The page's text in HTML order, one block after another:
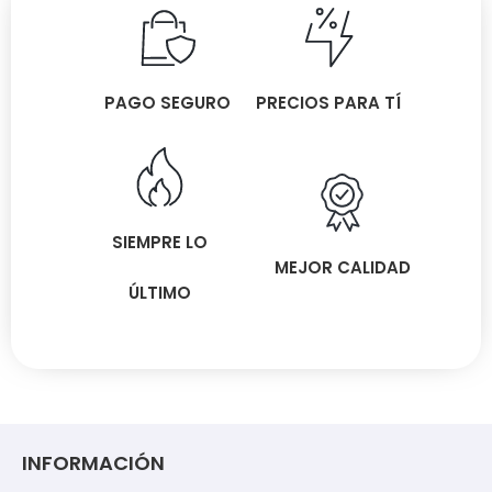
PAGO SEGURO PRECIOS PARA TÍ
SIEMPRE LO
ÚLTIMO
MEJOR CALIDAD
INFORMACIÓN